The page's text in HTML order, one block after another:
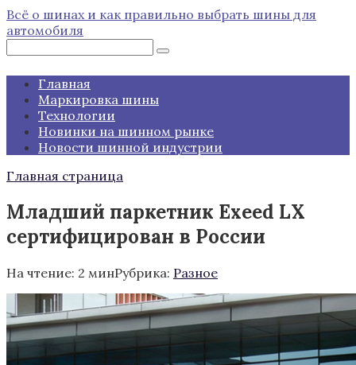
Перейти
к
Всё о шинах и как правильно выбрать шины для
автомобиля
Главная
Маркировка шины
Технологии
Новинки на шинном рынке
Новости шинной индустрии
Главная страница
Младший паркетник Exeed LX
сертифицирован в России
На чтение: 2 минРубрика: Разное